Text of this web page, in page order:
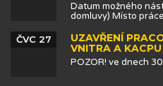
Datum možného
domluvy) Místo
UZAVŘENÍ
VNITRA A KACPU
ČVC 27
POZOR! ve dnech